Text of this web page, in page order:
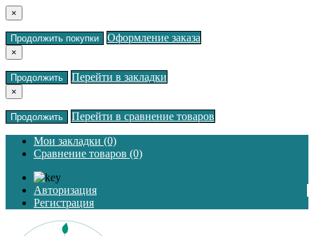
×
Продолжить покупки Оформление заказа
×
Продолжить Перейти в закладки
×
Продолжить Перейти в сравнение товаров
Мои закладки (0)
Сравнение товаров (0)
Авторизация
Регистрация